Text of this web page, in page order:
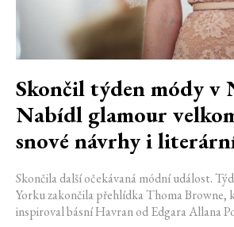
Skončil týden módy v
Nabídl glamour
snové návrhy i
Skončila další očekávaná módní událost.
Yorku zakončila přehlídka Thoma Browne,
inspiroval básní Havran od Edgara Allana